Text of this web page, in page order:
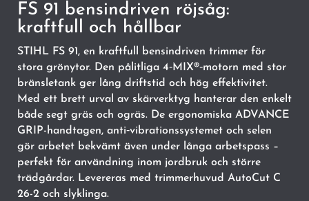
FS 91 bensindriven röjsåg:
kraftfull och hållbar
STIHL FS 91, en kraftfull bensindriven trimmer för
stora grönytor. Den pålitliga 4‑MIX®‑motorn med stor
bränsletank ger lång driftstid och hög effektivitet.
Med ett brett urval av skärverktyg hanterar den enkelt
både segt gräs och ogräs. De ergonomiska ADVANCE
GRIP-handtagen, anti‑vibrationssystemet och selen
gör arbetet bekvämt även under långa arbetspass –
perfekt för användning inom jordbruk och större
trädgårdar. Levereras med trimmerhuvud AutoCut C
26-2 och slyklinga.